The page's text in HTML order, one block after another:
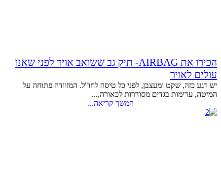
הכירו את AIRBAG- תיק גב ששואב אויר לפני שאנו
עולים לאויר
יש רגע כזה, שקט ומעצבן, לפני כל טיסה לחו"ל. המזוודה פתוחה על
המיטה, ערימות בגדים מסודרות לכאורה,...
המשך קריאה...